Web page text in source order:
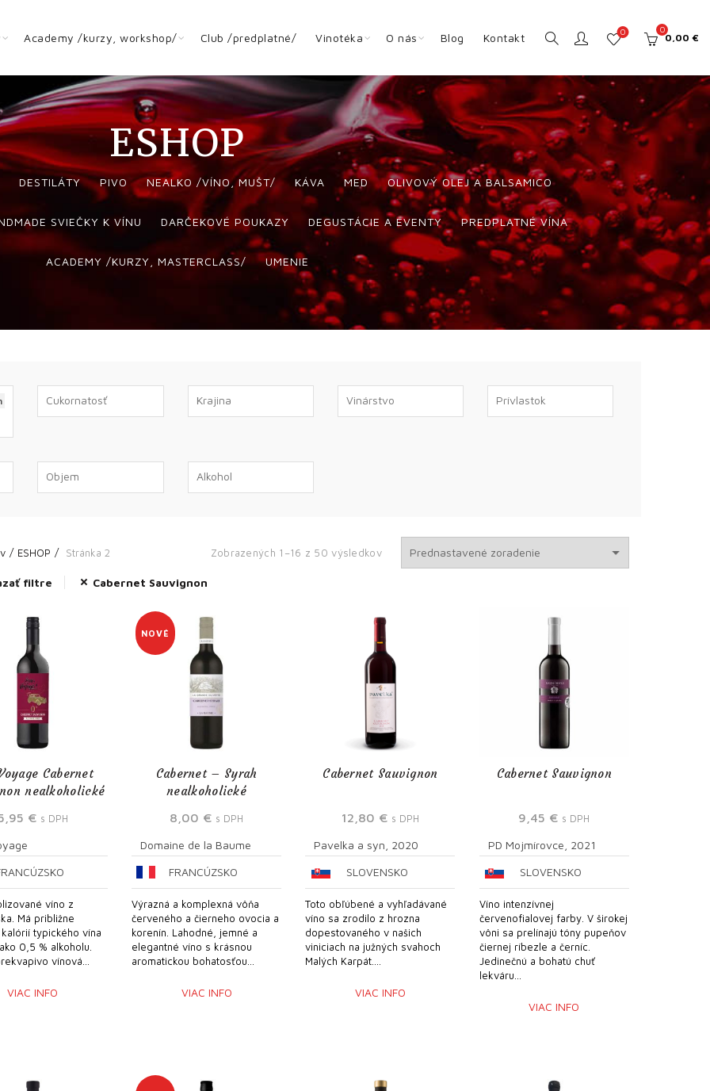
Academy /kurzy, workshop/ Club /predplatné/ Vinotéka O nás Blog Kontakt 0 0
0,00 €
ESHOP
DESTILÁTY PIVO NEALKO /VÍNO, MUŠT/ KÁVA MED OLIVOVÝ OLEJ A BALSAMICO
SVIEČKY K VÍNU DARČEKOVÉ POUKAZY DEGUSTÁCIE A EVENTY PREDPLATNÉ VÍNA
ACADEMY /KURZY, MASTERCLASS/ UMENIE
ESHOP Stránka 2 Zobrazených 1–16 z 50 výsledkov
filtre Cabernet Sauvignon
Cabernet
nealkoholické
€ s DPH
víno z
Má približne
typického vína
0,5 % alkoholu.
vínová...
VIAC INFO
NOVÉ
Cabernet – Syrah
nealkoholické
8,00 € s DPH
Domaine de la Baume
FRANCÚZSKO
Výrazná a komplexná vôňa
červeného a čierneho ovocia a
korenín. Lahodné, jemné a
elegantné víno s krásnou
aromatickou bohatosťou...
VIAC INFO
Cabernet Sauvignon
12,80 € s DPH
Pavelka a syn, 2020
SLOVENSKO
Toto obľúbené a vyhľadávané
víno sa zrodilo z hrozna
dopestovaného v našich
viniciach na južných svahoch
Malých Karpát....
VIAC INFO
Cabernet Sauvignon
9,45 € s DPH
PD Mojmírovce, 2021
SLOVENSKO
Víno intenzívnej
červenofialovej farby. V širokej
vôni sa prelínajú tóny pupeňov
čiernej ríbezle a černíc.
Jedinečnú a bohatú chuť
lekváru...
VIAC INFO